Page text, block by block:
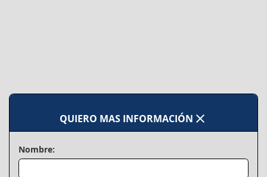
QUIERO MAS INFORMACIÓN close
Nombre: